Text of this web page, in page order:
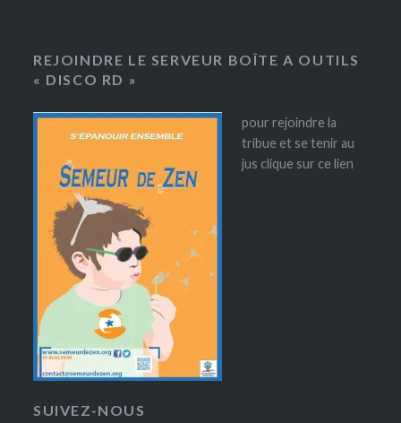
REJOINDRE LE SERVEUR BOÎTE A OUTILS
« DISCO RD »
pour rejoindre la
tribue et se tenir au
jus clique sur ce lien
SUIVEZ-NOUS